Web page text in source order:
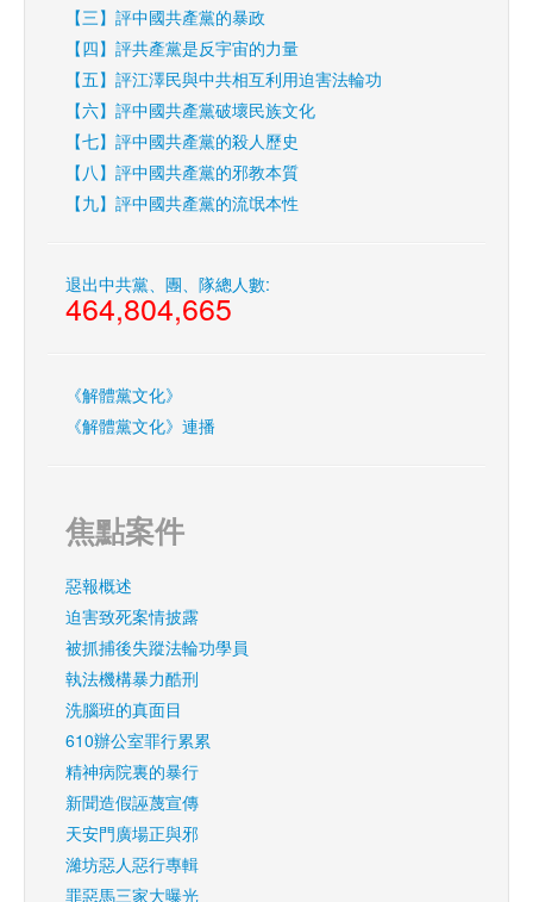
【三】評中國共產黨的暴政
【四】評共產黨是反宇宙的力量
【五】評江澤民與中共相互利用迫害法輪功
【六】評中國共產黨破壞民族文化
【七】評中國共產黨的殺人歷史
【八】評中國共產黨的邪教本質
【九】評中國共產黨的流氓本性
退出中共黨、團、隊總人數:
464,804,665
《解體黨文化》
《解體黨文化》連播
焦點案件
惡報概述
迫害致死案情披露
被抓捕後失蹤法輪功學員
執法機構暴力酷刑
洗腦班的真面目
610辦公室罪行累累
精神病院裏的暴行
新聞造假誣蔑宣傳
天安門廣場正與邪
濰坊惡人惡行專輯
罪惡馬三家大曝光